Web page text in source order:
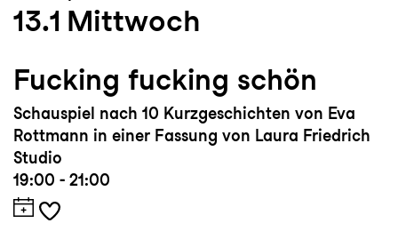
13.1 Mittwoch
Fucking fucking schön
Schauspiel nach 10 Kurzgeschichten von Eva
Rottmann in einer Fassung von Laura Friedrich
Studio
19:00 - 21:00